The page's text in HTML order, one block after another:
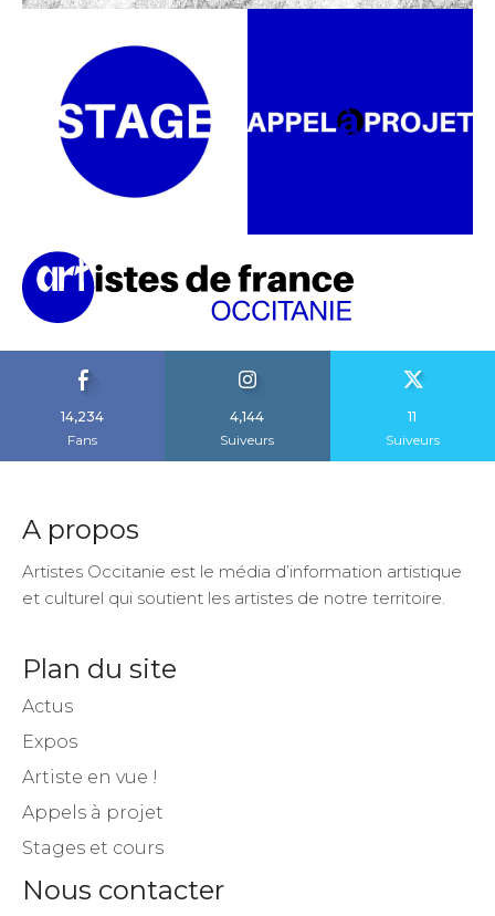
14,234
Fans
4,144
Suiveurs
11
Suiveurs
A propos
Artistes Occitanie est le média d’information artistique
et culturel qui soutient les artistes de notre territoire.
Plan du site
Actus
Expos
Artiste en vue !
Appels à projet
Stages et cours
Nous contacter